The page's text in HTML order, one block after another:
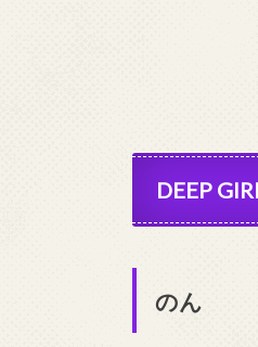
DEEP
のん